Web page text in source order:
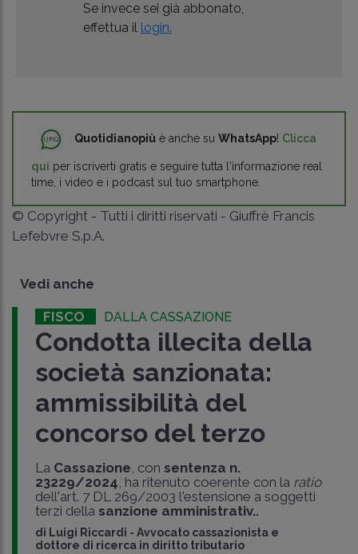
Se invece sei già abbonato,
effettua il login.
Quotidianopiù è anche su WhatsApp! Clicca
qui per iscriverti gratis e seguire tutta l'informazione real
time, i video e i podcast sul tuo smartphone.
© Copyright - Tutti i diritti riservati - Giuffrè Francis
Lefebvre S.p.A.
Vedi anche
FISCO DALLA CASSAZIONE
Condotta illecita della
società sanzionata:
ammissibilità del
concorso del terzo
La Cassazione, con sentenza n.
23229/2024, ha ritenuto coerente con la ratio
dell'art. 7 DL 269/2003 l'estensione a soggetti
terzi della sanzione amministrativ..
di Luigi Riccardi - Avvocato cassazionista e
dottore di ricerca in diritto tributario